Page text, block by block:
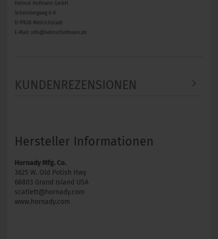
Helmut Hofmann GmbH
Scheinbergweg 6-8
D-97638 Mellrichstadt
E-Mail: info@helmuthofmann.de
KUNDENREZENSIONEN
Hersteller Informationen
Hornady Mfg. Co.
3625 W. Old Potish Hwy
68803 Grand Island USA
scatlett@hornady.com
www.hornady.com